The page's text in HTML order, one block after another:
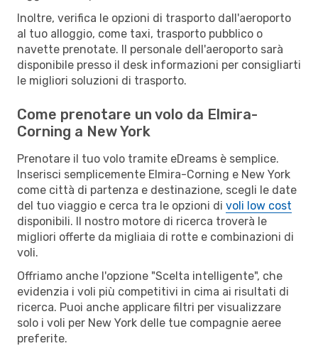
Inoltre, verifica le opzioni di trasporto dall'aeroporto
al tuo alloggio, come taxi, trasporto pubblico o
navette prenotate. Il personale dell'aeroporto sarà
disponibile presso il desk informazioni per consigliarti
le migliori soluzioni di trasporto.
Come prenotare un volo da Elmira-
Corning a New York
Prenotare il tuo volo tramite eDreams è semplice.
Inserisci semplicemente Elmira-Corning e New York
come città di partenza e destinazione, scegli le date
del tuo viaggio e cerca tra le opzioni di voli low cost
disponibili. Il nostro motore di ricerca troverà le
migliori offerte da migliaia di rotte e combinazioni di
voli.
Offriamo anche l'opzione "Scelta intelligente", che
evidenzia i voli più competitivi in cima ai risultati di
ricerca. Puoi anche applicare filtri per visualizzare
solo i voli per New York delle tue compagnie aeree
preferite.